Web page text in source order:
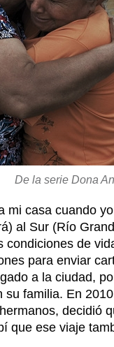
De la serie Dona
mi casa cuando
al Sur (Río
condiciones de
para enviar
a la ciudad,
familia. En
decidió
que ese viaje